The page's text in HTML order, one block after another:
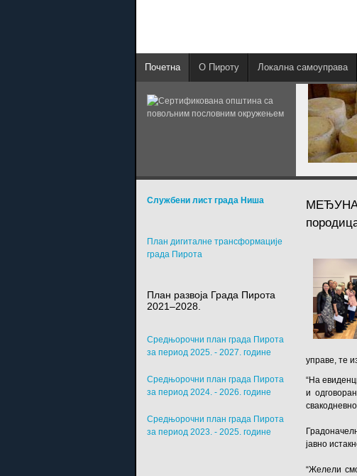
Почетна О Пироту Локална самоуправа
управе, те
“На
и
јавно
“Желели
Службени лист града Ниша
План дигиталне трансформације
града Пирота
План развоја Града Пирота
2021–2028.
Средњорочни план града Пирота
за период 2025. - 2027. године
Средњорочни план града Пирота
за период 2024. - 2026. године
Средњорочни план града Пирота
за период 2023. - 2025. године